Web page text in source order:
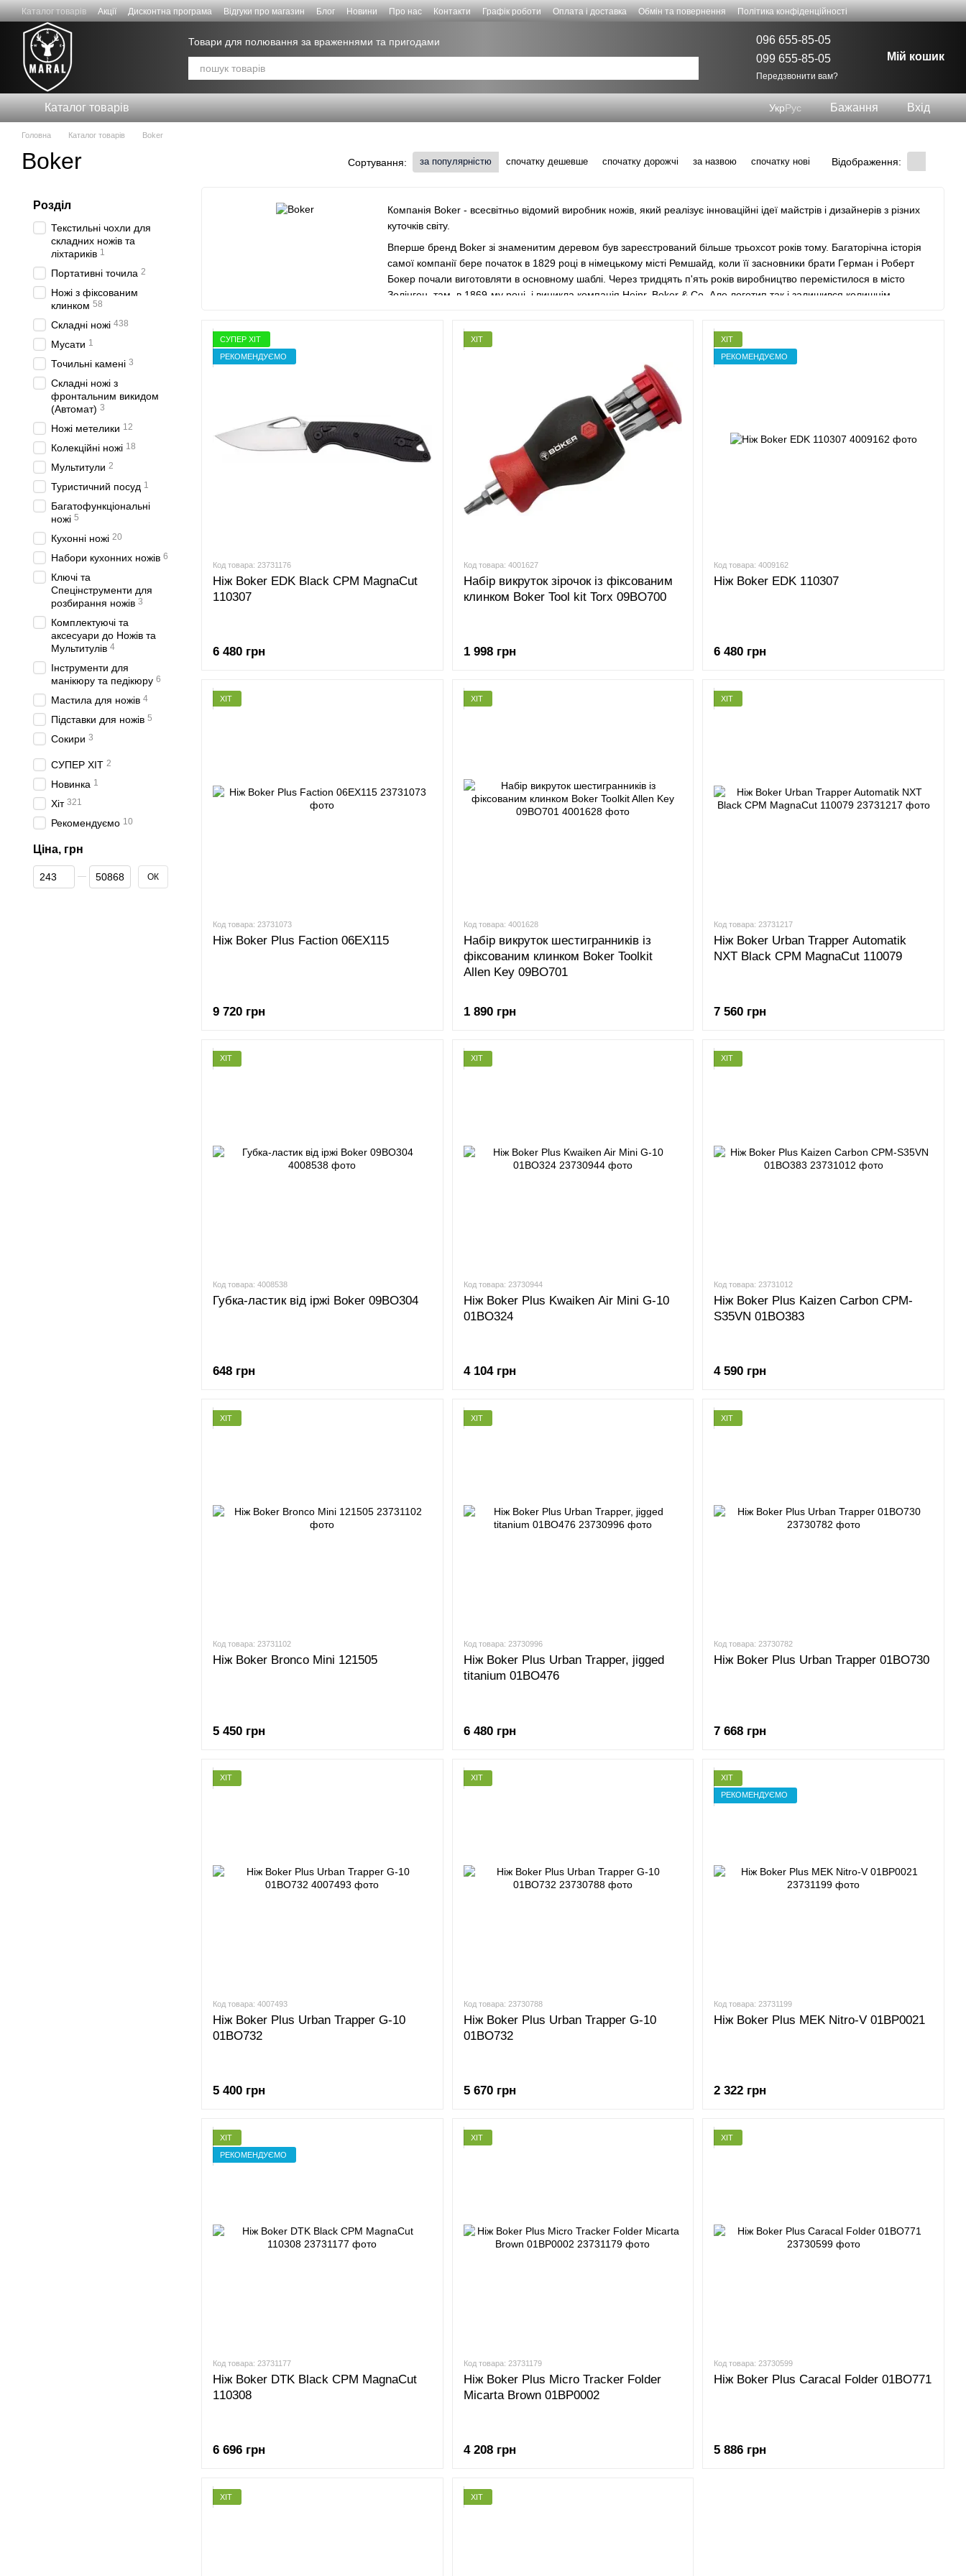
Перейти до основного контенту
Каталог товарів Акції Дисконтна програма Відгуки про магазин Блог Новини Про нас Контакти Графік роботи Оплата і доставка Обмін та повернення
Політика конфіденційності
Договір публічної оферти
Товари для полювання за враженнями та пригодами
096 655-85-05
099 655-85-05
Передзвонити вам?
Мій кошик
Каталог товарів УкрРус Бажання Вхід
Головна Каталог товарів Boker
Boker Сортування: за популярністю спочатку дешевше спочатку дорожчі за назвою спочатку нові Відображення:
Компанія Boker - всесвітньо відомий виробник ножів, який реалізує інноваційні ідеї майстрів і дизайнерів з різних
куточків світу.
Вперше бренд Boker зі знаменитим деревом був зареєстрований більше трьохсот років тому. Багаторічна історія
самої компанії бере початок в 1829 році в німецькому місті Ремшайд, коли її засновники брати Герман і Роберт
Бокер почали виготовляти в основному шаблі. Через тридцять п'ять років виробництво перемістилося в місто
Золінген, там, в 1869-му році, і виникла компанія Heinr. Boker & Co. Але логотип так і залишився колишнім -
На початку двадцятого століття вироби компанії Boker завоювали неймовірну популярність на американському
ринку. Ножі, вироблені в Золінгені, активно реалізовувалися в Нью-Йорку. У період Другої світової війни завод в
Німеччині був зруйнований і відбудований заново тільки після війни за сприяння США. У ранні 60-ті роки Boker
USA була куплена компанією Wiss & Sons - найбільшим виробником ножиць в світі на той момент. Спочатку Wiss
& Sons продовжувала продавати ножі Boker, але незабаром прибрала продукцію з Золінгена з американського
ринку, так як вона стала потужним конкурентом для її власних ножів. Однак на початку сімдесятих настали зміни
на краще, коли компанія Boker була куплена міжнародною корпорацією Cooper Industries, яка відновила
колишню славу братів Бокер. В результаті плідної співпраці на початку вісімдесятих років компанія Boker
збільшила виробництво продукції, а також розробила і випустила нові моделі товарів. У 1983 році компанія Boker
зажадала повернути свої права на американський бренд, щоб стати одноосібним власником. У підсумку, в 1986
році в Денвері з'явилася компанія Boker USA, Inc.
На сьогоднішній день на ринку представлений величезний асортимент ножових виробів Boker (Бокер): від ножів
залишається незмінним протягом більш 145 років – це висока якість продукції, яка виготовляється.
https://www.boker.de/
СУПЕР ХІТ
РЕКОМЕНДУЄМО
Код товара: 23731176
Ніж Boker EDK Black CPM MagnaCut
110307
6 480 грн
ХІТ
Код товара: 4001627
Набір викруток зірочок із фіксованим
клинком Boker Tool kit Torx 09BO700
1 998 грн
ХІТ
РЕКОМЕНДУЄМО
Код товара: 4009162
Ніж Boker EDK 110307
6 480 грн
ХІТ
Код товара: 23731073
Ніж Boker Plus Faction 06EX115
9 720 грн
ХІТ
Код товара: 4001628
Набір викруток шестигранників із
фіксованим клинком Boker Toolkit
Allen Key 09BO701
1 890 грн
ХІТ
Код товара: 23731217
Ніж Boker Urban Trapper Automatik
NXT Black CPM MagnaCut 110079
7 560 грн
ХІТ
Код товара: 4008538
Губка-ластик від іржі Boker 09BO304
648 грн
ХІТ
Код товара: 23730944
Ніж Boker Plus Kwaiken Air Mini G-10
01BO324
4 104 грн
ХІТ
Код товара: 23731012
Ніж Boker Plus Kaizen Carbon CPM-
S35VN 01BO383
4 590 грн
ХІТ
Код товара: 23731102
Ніж Boker Bronco Mini 121505
5 450 грн
ХІТ
Код товара: 23730996
Ніж Boker Plus Urban Trapper, jigged
titanium 01BO476
6 480 грн
ХІТ
Код товара: 23730782
Ніж Boker Plus Urban Trapper 01BO730
7 668 грн
ХІТ
Код товара: 4007493
Ніж Boker Plus Urban Trapper G-10
01BO732
5 400 грн
ХІТ
Код товара: 23730788
Ніж Boker Plus Urban Trapper G-10
01BO732
5 670 грн
ХІТ
РЕКОМЕНДУЄМО
Код товара: 23731199
Ніж Boker Plus MEK Nitro-V 01BP0021
2 322 грн
ХІТ
РЕКОМЕНДУЄМО
Код товара: 23731177
Ніж Boker DTK Black CPM MagnaCut
110308
6 696 грн
ХІТ
Код товара: 23731179
Ніж Boker Plus Micro Tracker Folder
Micarta Brown 01BP0002
4 208 грн
ХІТ
Код товара: 23730599
Ніж Boker Plus Caracal Folder 01BO771
5 886 грн
ХІТ ХІТ
Розділ
Текстильні чохли для
складних ножів та
ліхтариків 1
Портативні точила 2
Ножі з фіксованим
клинком 58
Складні ножі 438
Мусати 1
Точильні камені 3
Складні ножі з
фронтальним викидом
(Автомат) 3
Ножі метелики 12
Колекційні ножі 18
Мультитули 2
Туристичний посуд 1
Багатофункціональні
ножі 5
Кухонні ножі 20
Набори кухонних ножів 6
Ключі та
Спецінструменти для
розбирання ножів 3
Комплектуючі та
аксесуари до Ножів та
Мультитулів 4
Інструменти для
манікюру та педікюру 6
Мастила для ножів 4
Підставки для ножів 5
Сокири 3
СУПЕР ХІТ 2
Новинка 1
Хіт 321
Рекомендуємо 10
Ціна, грн
Від Ціна, грн
До Ціна, грн ОК